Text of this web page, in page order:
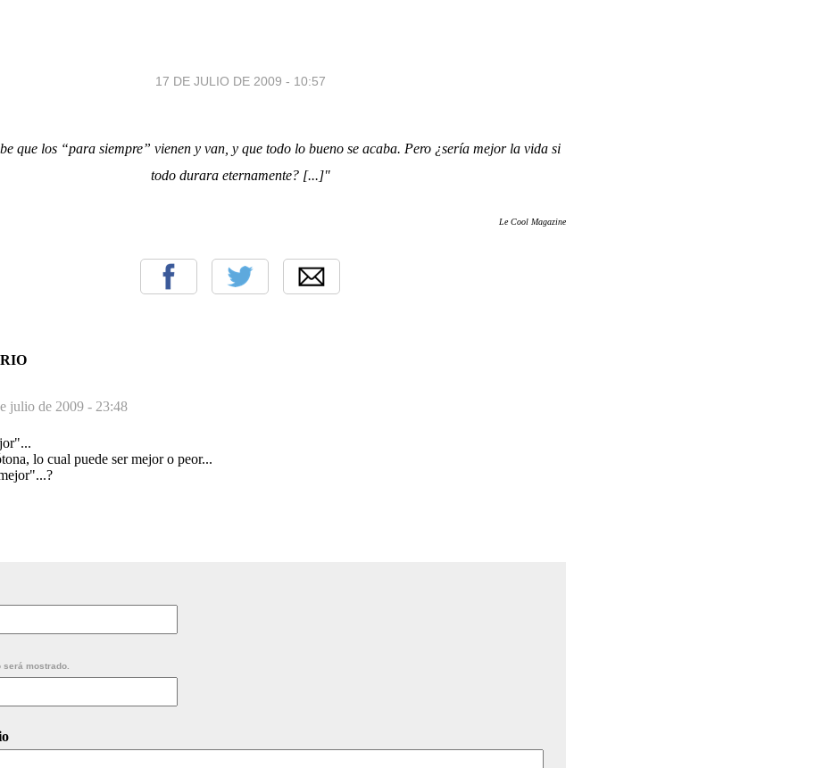
17 DE JULIO DE 2009 - 10:57
que los “para siempre” vienen y van, y que todo lo bueno se acaba. Pero ¿sería mejor la vida si
todo durara eternamente? [...]"
Le Cool Magazine
julio de 2009 - 23:48
lo cual puede ser mejor o peor...
será mostrado.